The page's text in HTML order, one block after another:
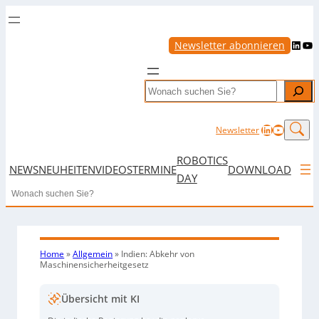
Newsletter abonnieren LinkedIn YouTube
Search
NewsletterLinkedIn
NEWSNEUHEITENVIDEOSTERMINE
ROBOTICS
DAY
DOWNLOAD
Search
Home »Allgemein» Indien: Abkehr von
Maschinensicherheitgesetz
Übersicht mit KI